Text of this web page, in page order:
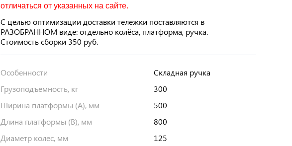
отличаться от указанных на сайте.
С целью оптимизации доставки тележки поставляются в
РАЗОБРАННОМ виде: отдельно колёса, платформа, ручка.
Стоимость сборки 350 руб.
Особенности
Складная ручка
Грузоподъемность, кг
300
Ширина платформы (А), мм
500
Длина платформы (В), мм
800
Диаметр колес, мм
125